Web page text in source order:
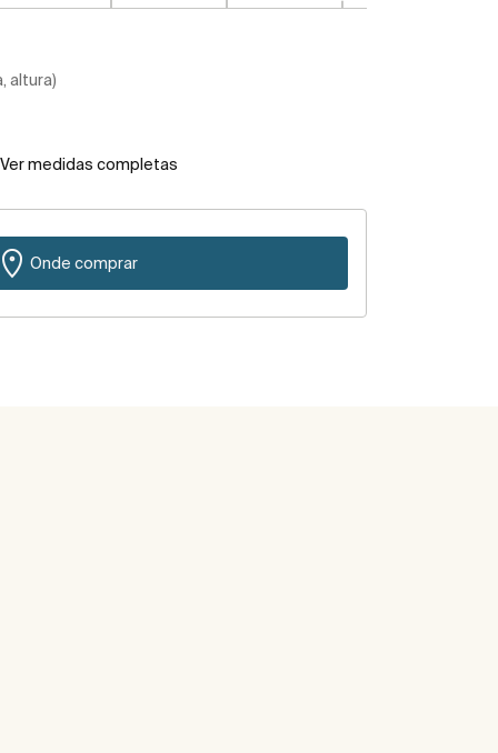
altura)
Ver medidas completas
Onde comprar